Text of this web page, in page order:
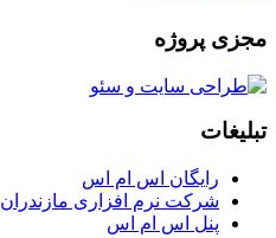
مجزی پروژه
تبلیغات
رایگان اس ام اس
شرکت نرم افزاری مازندران
پنل اس ام اس